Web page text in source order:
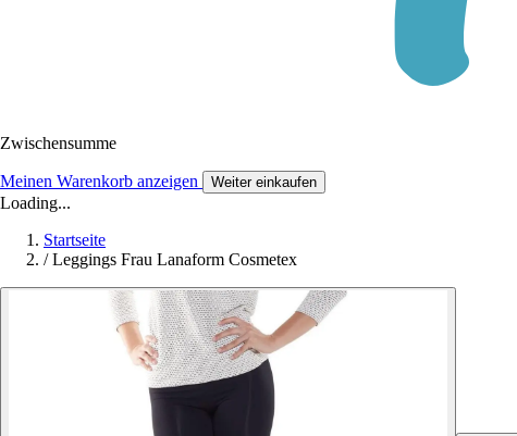
Zwischensumme
Meinen Warenkorb anzeigen Weiter einkaufen
Loading...
Startseite
/ Leggings Frau Lanaform Cosmetex